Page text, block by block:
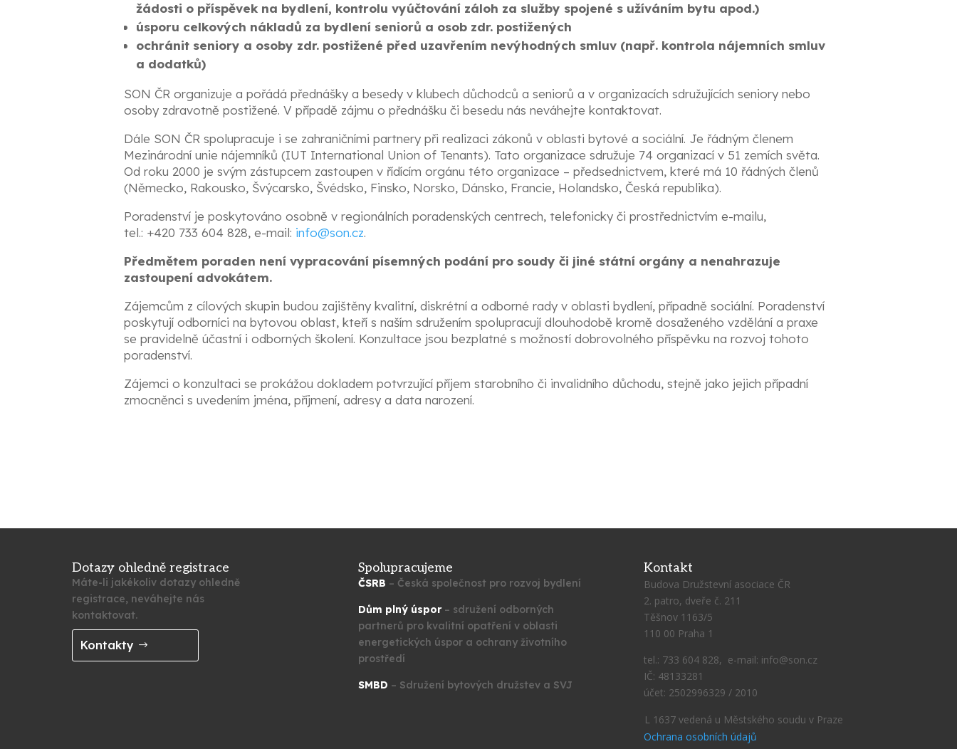
žádosti o příspěvek na bydlení, kontrolu vyúčtování záloh za služby spojené s užíváním bytu apod.)
úsporu celkových nákladů za bydlení seniorů a osob zdr. postižených
ochránit seniory a osoby zdr. postižené před uzavřením nevýhodných smluv (např. kontrola nájemních smluv
a dodatků)
SON ČR organizuje a pořádá přednášky a besedy v klubech důchodců a seniorů a v organizacích sdružujících seniory nebo
osoby zdravotně postižené. V případě zájmu o přednášku či besedu nás neváhejte kontaktovat.
Dále SON ČR spolupracuje i se zahraničními partnery při realizaci zákonů v oblasti bytové a sociální. Je řádným členem
Mezinárodní unie nájemníků (IUT International Union of Tenants). Tato organizace sdružuje 74 organizací v 51 zemích světa.
Od roku 2000 je svým zástupcem zastoupen v řídícím orgánu této organizace – předsednictvem, které má 10 řádných členů
(Německo, Rakousko, Švýcarsko, Švédsko, Finsko, Norsko, Dánsko, Francie, Holandsko, Česká republika).
Poradenství je poskytováno osobně v regionálních poradenských centrech, telefonicky či prostřednictvím e-mailu,
tel.: +420 733 604 828, e-mail: info@son.cz.
Předmětem poraden není vypracování písemných podání pro soudy či jiné státní orgány a nenahrazuje
zastoupení advokátem.
Zájemcům z cílových skupin budou zajištěny kvalitní, diskrétní a odborné rady v oblasti bydlení, případně sociální. Poradenství
poskytují odborníci na bytovou oblast, kteří s naším sdružením spolupracují dlouhodobě kromě dosaženého vzdělání a praxe
se pravidelně účastní i odborných školení. Konzultace jsou bezplatné s možností dobrovolného příspěvku na rozvoj tohoto
poradenství.
Zájemci o konzultaci se prokážou dokladem potvrzující příjem starobního či invalidního důchodu, stejně jako jejich případní
zmocněnci s uvedením jména, příjmení, adresy a data narození.
Dotazy ohledně registrace
Máte-li jakékoliv dotazy ohledně
registrace, neváhejte nás
kontaktovat.
Kontakty
Spolupracujeme
ČSRB – Česká společnost pro rozvoj bydlení
Dům plný úspor– sdružení odborných
partnerů pro kvalitní opatření v oblasti
energetických úspor a ochrany životního
prostředí
SMBD – Sdružení bytových družstev a SVJ
Kontakt
Budova Družstevní asociace ČR
2. patro, dveře č. 211
Těšnov 1163/5
110 00 Praha 1
tel.: 733 604 828, e-mail: info@son.cz
IČ: 48133281
účet: 2502996329 / 2010
L 1637 vedená u Městského soudu v Praze
Ochrana osobních údajů